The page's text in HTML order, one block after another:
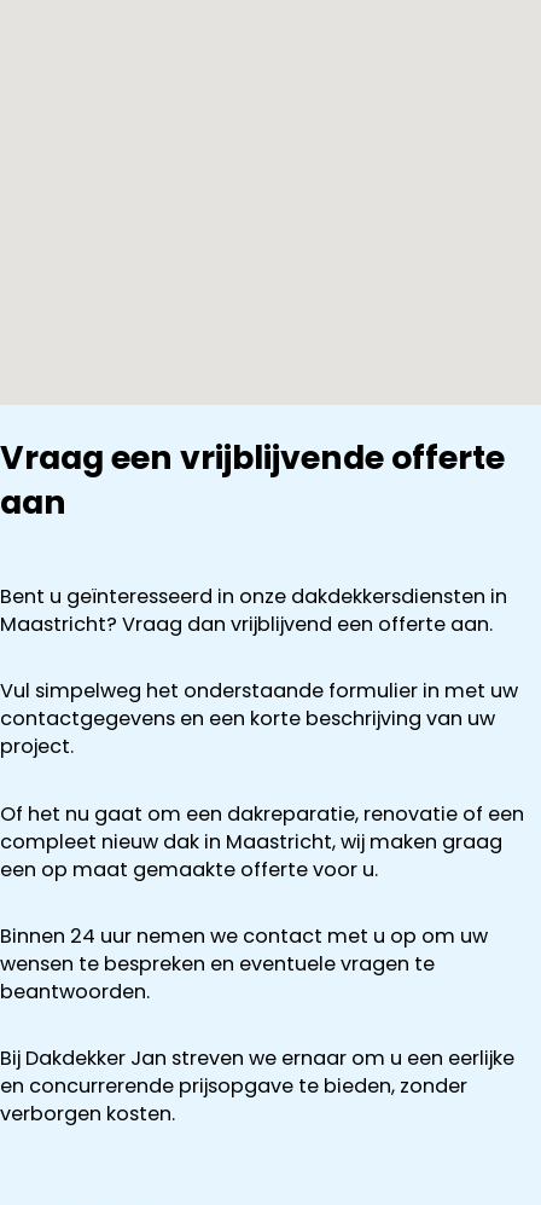
Vraag een vrijblijvende offerte
aan
Bent u geïnteresseerd in onze dakdekkersdiensten in
Maastricht? Vraag dan vrijblijvend een offerte aan.
Vul simpelweg het onderstaande formulier in met uw
contactgegevens en een korte beschrijving van uw
project.
Of het nu gaat om een dakreparatie, renovatie of een
compleet nieuw dak in Maastricht, wij maken graag
een op maat gemaakte offerte voor u.
Binnen 24 uur nemen we contact met u op om uw
wensen te bespreken en eventuele vragen te
beantwoorden.
Bij Dakdekker Jan streven we ernaar om u een eerlijke
en concurrerende prijsopgave te bieden, zonder
verborgen kosten.